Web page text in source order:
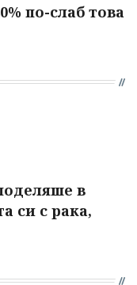
по-слаб това
в
си с рака,